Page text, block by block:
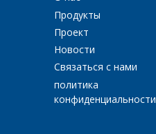
Продукты
Проект
Новости
Связаться с нами
политика
конфиденциальности